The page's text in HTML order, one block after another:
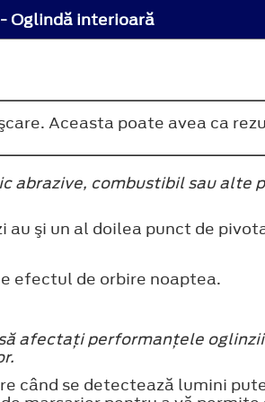
Oglindă interioară
Aceasta poate avea ca
combustibil sau alte
şi un al doilea punct de
efectul de orbire noaptea.
afectaţi performanţele
se detectează lumini